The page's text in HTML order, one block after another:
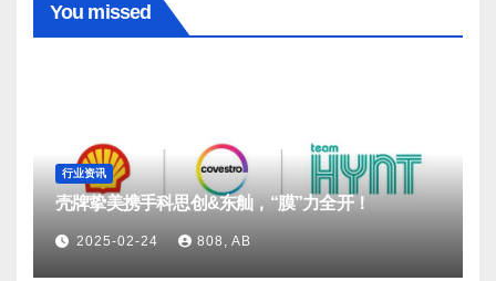
You missed
行业资讯
壳牌挚美携手科思创&东舢，“膜”力全开！
2025-02-24 808, AB